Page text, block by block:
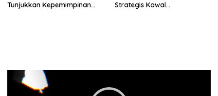
Tunjukkan Kepemimpinan
Strategis Kawal
Pemutar
Video